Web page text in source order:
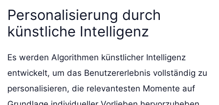
Personalisierung durch
künstliche Intelligenz
Es werden Algorithmen künstlicher Intelligenz
entwickelt, um das Benutzererlebnis vollständig zu
personalisieren, die relevantesten Momente auf